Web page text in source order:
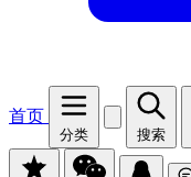
首页
分类 搜索